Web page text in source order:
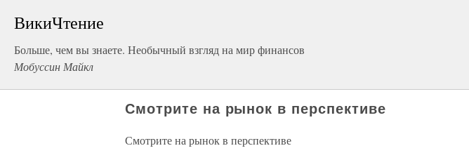
ВикиЧтение
Больше, чем вы знаете. Необычный взгляд на мир финансов
Мобуссин Майкл
Смотрите на рынок в перспективе
Смотрите на рынок в перспективе